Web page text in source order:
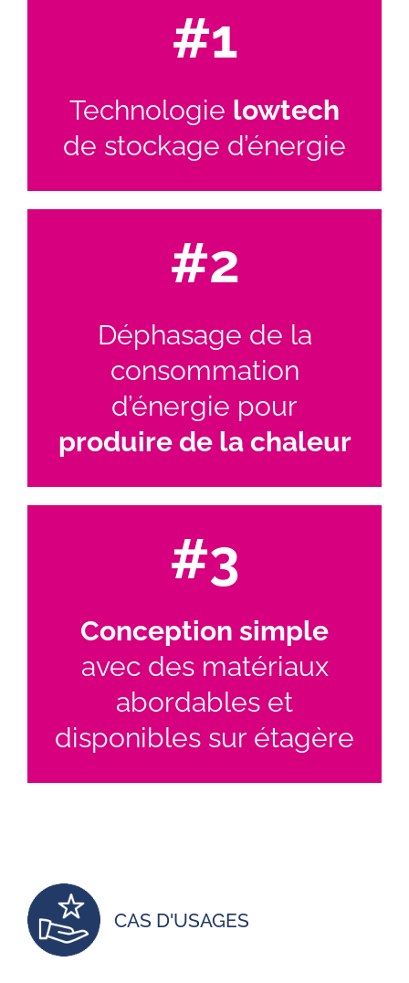
#1
Technologie lowtech
de stockage d’énergie
#2
Déphasage de la
consommation
d’énergie pour
produire de la chaleur
#3
Conception simple
avec des matériaux
abordables et
disponibles sur étagère
CAS D'USAGES